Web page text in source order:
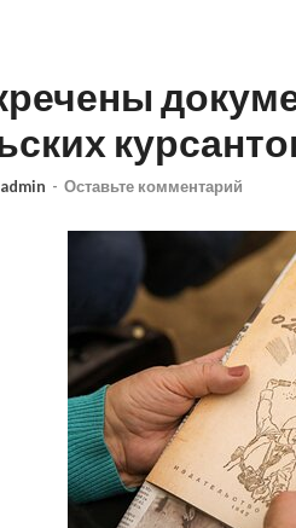
admin - Оставьте комментарий